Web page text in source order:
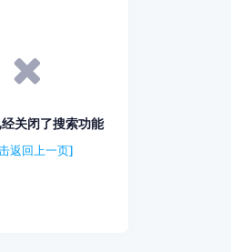
关闭了搜索功能
返回上一页]